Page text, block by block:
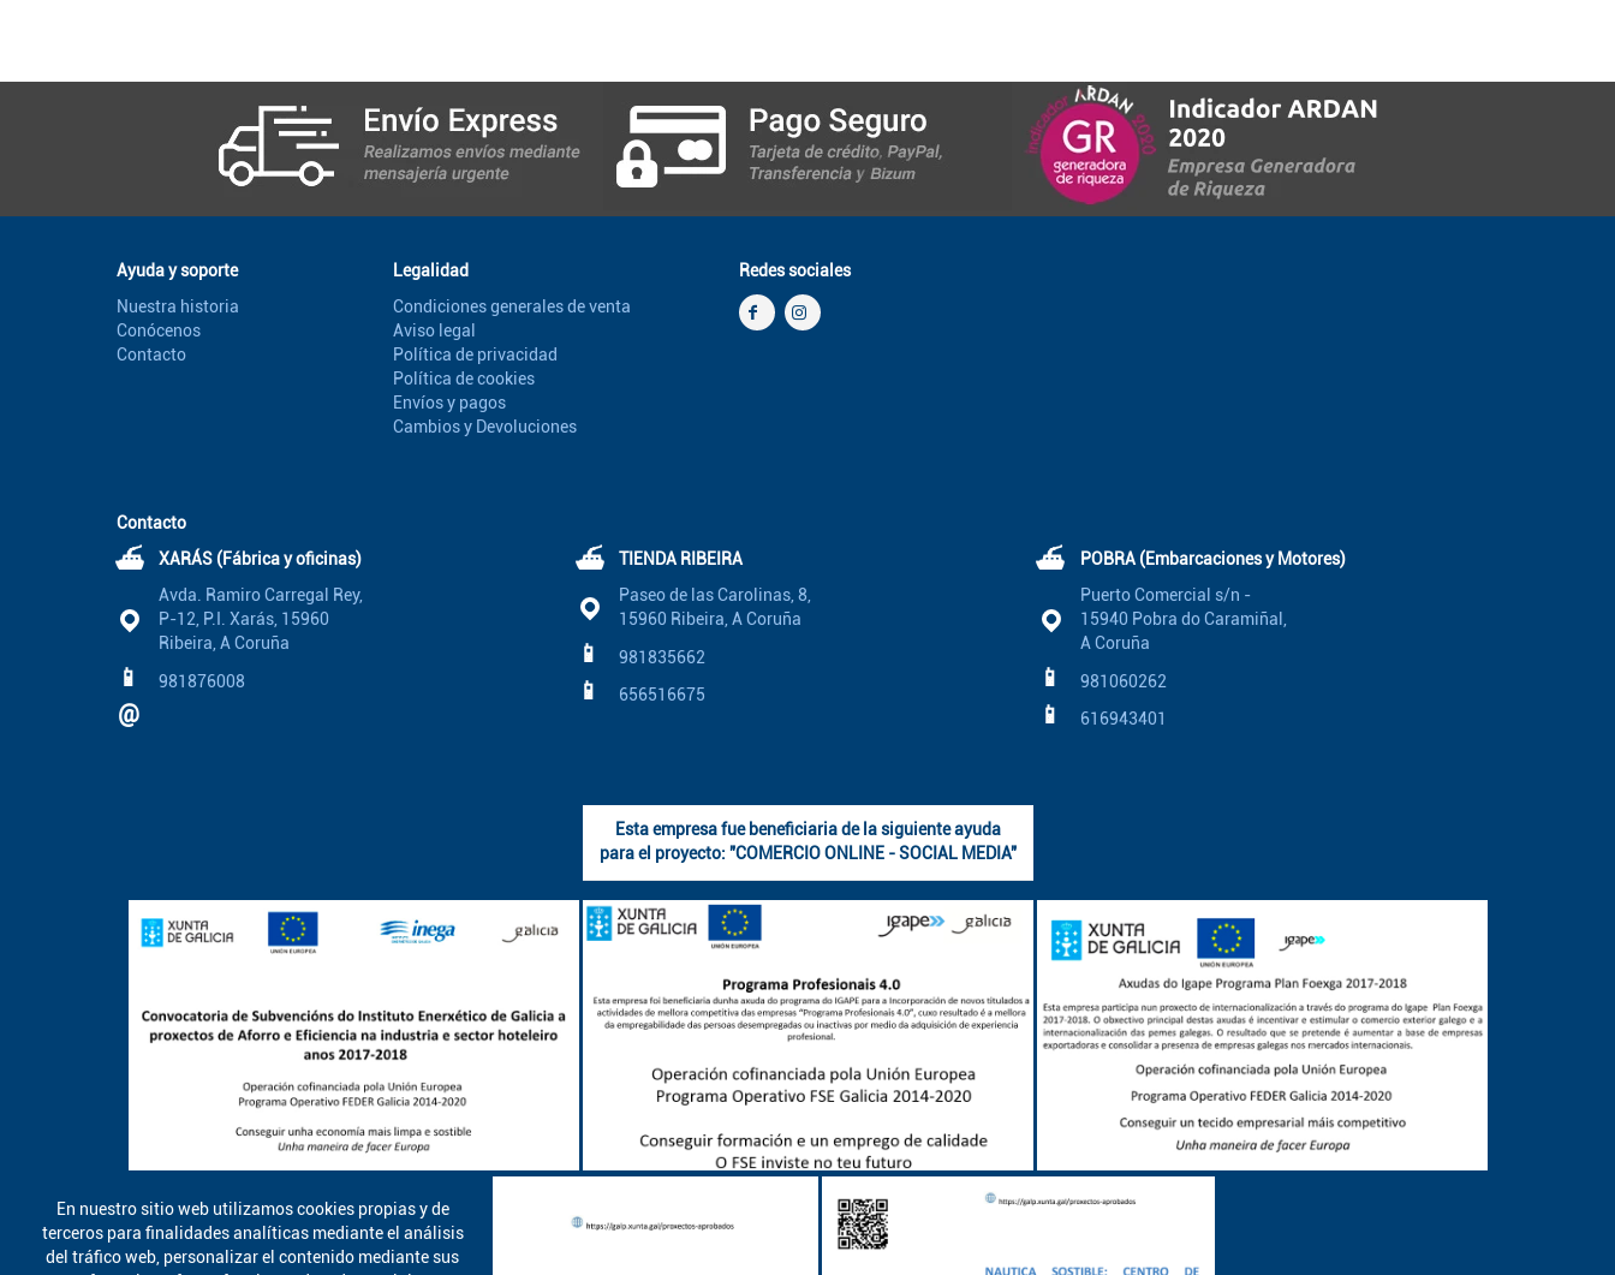
En nuestro sitio web utilizamos cookies propias y de
terceros para finalidades analíticas mediante el análisis
del tráfico web, personalizar el contenido mediante sus
Ayuda y soporte
Nuestra historia
Conócenos
Contacto
Legalidad
Condiciones generales de venta
Aviso legal
Política de privacidad
Política de cookies
Envíos y pagos
Cambios y Devoluciones
Redes sociales
Contacto
⛴
XARÁS (Fábrica y oficinas)
Avda. Ramiro Carregal Rey,
P-12, P.I. Xarás, 15960
Ribeira, A Coruña
📱 981876008
@
⛴
TIENDA RIBEIRA
Paseo de las Carolinas, 8,
15960 Ribeira, A Coruña
📱 981835662
📱 656516675
⛴
POBRA (Embarcaciones y Motores)
Puerto Comercial s/n -
15940 Pobra do Caramiñal,
A Coruña
📱 981060262
📱 616943401
Esta empresa fue beneficiaria de la siguiente ayuda
para el proyecto: "COMERCIO ONLINE - SOCIAL MEDIA"